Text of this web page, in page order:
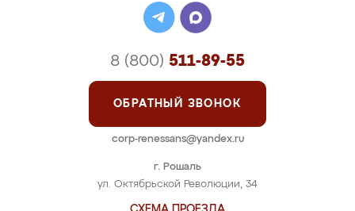
г. Рошаль
ул. Октябрьской Революции, 34
8 (800) 511-89-55
ОБРАТНЫЙ ЗВОНОК
corp-renessans@yandex.ru